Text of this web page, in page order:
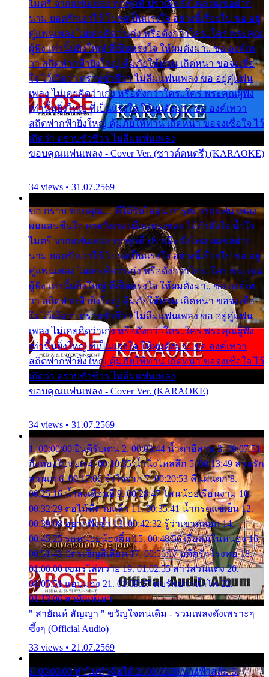
ไมตรี จากแฟนเพลง ทุกทุกที่ ปราณีหลั่งไหล ผมขอฝาก
นาม ยอดรักเอาไว้ โปรดเป็นแรงใจ อย่างนี้เรื่อยไป ขอ อยู่
คู่แฟนเพลง ไม่เคยคิดว่าเก่ง หรือดังกว่าใคร..ใคร พระคุณ
ผู้ฟัง เท่านั้นยิ่งใหญ่ ที่เป็นแรงใจ ให้ผมดังมา.. ขอ องค์เท
วา สถิตฟากฟ้ายิ่งใหญ่ คุ้มภัยให้ท่าน เถิดหนา ขอจงเชื่อ
ใจ ไว้เถิดว่า ตราบชั่วชีวา ไม่ลืมแฟนเพลง ขอ อยู่คู่แฟน
เพลง ไม่เคยคิดว่าเก่ง หรือดังกว่าใคร..ใคร พระคุณผู้ฟัง
เท่านั้นยิ่งใหญ่ ที่เป็นแรงใจ ให้ผมดังมา.. ขอ องค์เทวา
สถิตฟากฟ้ายิ่งใหญ่ คุ้มภัยให้ท่าน เถิดหนา ขอจงเชื่อใจ ไว้
เถิดว่า ตราบชั่วชีวา ไม่ลืมแฟนเพลง
ขอบคุณแฟนเพลง - Cover Ver. (ซาวด์ดนตรี) (KARAOKE)
34 views • 31.07.2569
ขอ กราบ ขอบคุณ.... ที่ได้รับไออุ่น การุณ จากแฟน เพลง
ผมแสนชื่นใจ หายวังเวง เมื่อแฟนเพลง ให้กำลังใจ น้ำใจ
ไมตรี จากแฟนเพลง ทุกทุกที่ ปราณีหลั่งไหล ผมขอฝาก
นาม ยอดรักเอาไว้ โปรดเป็นแรงใจ อย่างนี้เรื่อยไป ขอ อยู่
คู่แฟนเพลง ไม่เคยคิดว่าเก่ง หรือดังกว่าใคร..ใคร พระคุณ
ผู้ฟัง เท่านั้นยิ่งใหญ่ ที่เป็นแรงใจ ให้ผมดังมา.. ขอ องค์เท
วา สถิตฟากฟ้ายิ่งใหญ่ คุ้มภัยให้ท่าน เถิดหนา ขอจงเชื่อ
ใจ ไว้เถิดว่า ตราบชั่วชีวา ไม่ลืมแฟนเพลง ขอ อยู่คู่แฟน
เพลง ไม่เคยคิดว่าเก่ง หรือดังกว่าใคร..ใคร พระคุณผู้ฟัง
เท่านั้นยิ่งใหญ่ ที่เป็นแรงใจ ให้ผมดังมา.. ขอ องค์เทวา
สถิตฟากฟ้ายิ่งใหญ่ คุ้มภัยให้ท่าน เถิดหนา ขอจงเชื่อใจ ไว้
เถิดว่า ตราบชั่วชีวา ไม่ลืมแฟนเพลง
ขอบคุณแฟนเพลง - Cover Ver. (KARAOKE)
34 views • 31.07.2569
1. 00:00:00 ยินดีรับเดน 2. 00:03:44 น้ำตาอีสาน 3. 00:07:51
กิ่งทองใบหยก 4. 00:10:35 น้ำนิ่งไหลลึก 5. 00:13:49 ลานรัก
ลานเท 6. 00:17:06 จำใจจาก 7. 00:20:53 คืนฝนตก 8.
00:25:16 น้ำลงเดือนยี่ 9. 00:28:47 โสนน้อยเรือนงาม 10.
00:32:29 ตอไม้ที่ตายแล้ว 11. 00:35:41 น้ำกรดแช่เย็น 12.
00:39:08 อยากฟังซ้ำ 13. 00:42:32 รู้ว่าเขาหลอก 14.
00:45:25 รอหน่อยน้องติ๋ม 15. 00:48:56 เรือล่มในหนอง 16.
00:51:43 บัตรเชิญสีเลือด 17. 00:56:07 อดีตรักโรงทอ 18.
01:00:00 เขมรไล่ควาย 19. 01:02:55 สาวสวนแตง 20.
01:05:51 แอบมอง 21. 01:09:27 พบรักปากน้ำโพ 22.
01:13:06 สายัณห์เมา
" สายัณห์ สัญญา " ขวัญใจคนเดิม - รวมเพลงดังเพราะๆ
ซึ้งๆ (Official Audio)
33 views • 21.07.2569
1. 00:00:00 ทำไมทำฉันได้ 2. 00:03:20 นางฟ้าสลัม 3.